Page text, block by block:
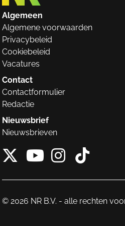
Algemeen
Algemene voorwaarden
Privacybeleid
Cookiebeleid
Vacatures
Contact
Contactformulier
Redactie
Nieuwsbrief
Nieuwsbrieven
X van
© 2026 NR B.V. - alle rechten